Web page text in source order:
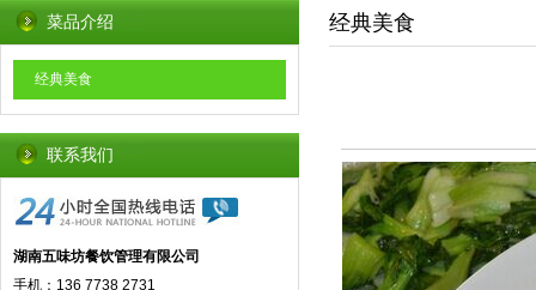
菜品介绍
经典美食
联系我们
湖南五味坊餐饮管理有限公司
手机：136 7738 2731
经典美食